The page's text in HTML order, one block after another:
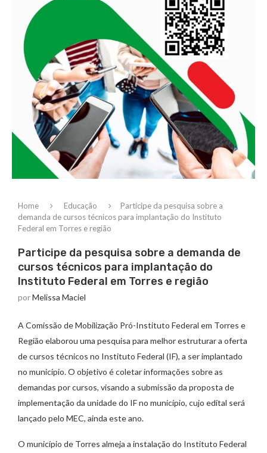
Home Educação
Participe da pesquisa sobre a
demanda de cursos técnicos para implantação do Instituto
Federal em Torres e região
Participe da pesquisa sobre a demanda de
cursos técnicos para implantação do
Instituto Federal em Torres e região
porMelissa Maciel
A Comissão de Mobilização Pró-Instituto Federal em Torres e
Região elaborou uma pesquisa para melhor estruturar a oferta
de cursos técnicos no Instituto Federal (IF), a ser implantado
no município. O objetivo é coletar informações sobre as
demandas por cursos, visando a submissão da proposta de
implementação da unidade do IF no município, cujo edital será
lançado pelo MEC, ainda este ano.
O município de Torres almeja a instalação do Instituto Federal